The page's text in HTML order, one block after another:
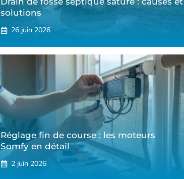
solutions
26 juin 2026
Réglage fin de course : les moteurs
Somfy en détail
2 juin 2026